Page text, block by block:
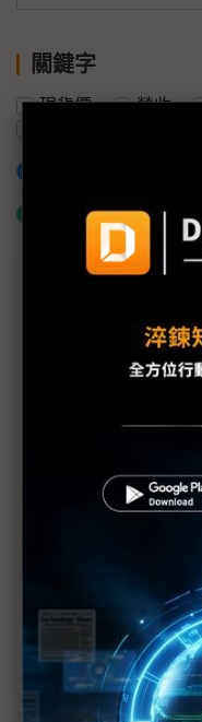
關鍵字
現貨價 營收
什麼是「關鍵字追蹤
議題精選－記憶
記憶體庫存之亂未
《矽島．春秋》系
記憶體步出谷底 伺
記憶體價格不會更
利基型DRAM合約
記憶體價格底部近